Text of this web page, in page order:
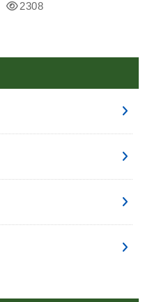
2308